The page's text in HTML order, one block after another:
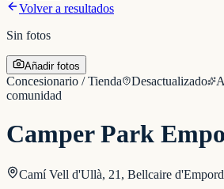
Volver a resultados
Sin fotos
Añadir fotos
Concesionario / Tienda Desactualizado
comunidad
Camper Park
Camí Vell d'Ullà, 21, Bellcaire